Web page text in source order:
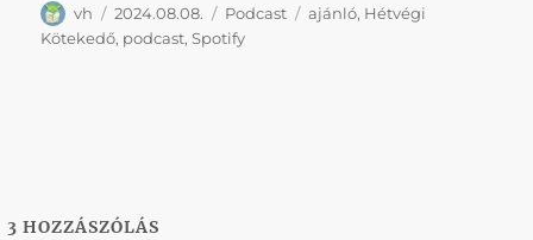
Szerző
vh Közzétéve
2024.08.08. Kategória
Podcast Címke
ajánló, Hétvégi
Kötekedő, podcast,Spotify
3 HOZZÁSZÓLÁS